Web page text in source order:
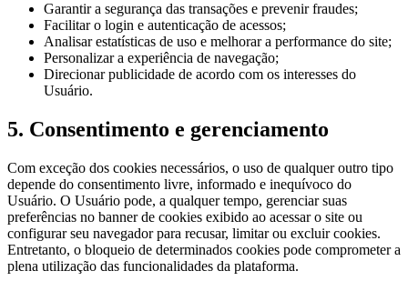
Garantir a segurança das transações e prevenir fraudes;
Facilitar o login e autenticação de acessos;
Analisar estatísticas de uso e melhorar a performance do site;
Personalizar a experiência de navegação;
Direcionar publicidade de acordo com os interesses do
Usuário.
5. Consentimento e gerenciamento
Com exceção dos cookies necessários, o uso de qualquer outro tipo
depende do consentimento livre, informado e inequívoco do
Usuário. O Usuário pode, a qualquer tempo, gerenciar suas
preferências no banner de cookies exibido ao acessar o site ou
configurar seu navegador para recusar, limitar ou excluir cookies.
Entretanto, o bloqueio de determinados cookies pode comprometer a
plena utilização das funcionalidades da plataforma.